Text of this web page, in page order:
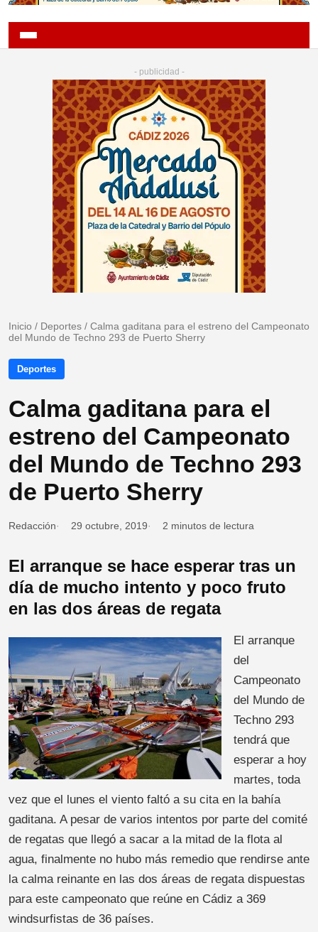
- publicidad -
Inicio / Deportes / Calma gaditana para el estreno del Campeonato
del Mundo de Techno 293 de Puerto Sherry
Deportes
Calma gaditana para el
estreno del Campeonato
del Mundo de Techno 293
de Puerto Sherry
Redacción 29 octubre, 2019 2 minutos de lectura
El arranque se hace esperar tras un
día de mucho intento y poco fruto
en las dos áreas de regata
El arranque
del
Campeonato
del Mundo de
Techno 293
tendrá que
esperar a hoy
martes, toda
vez que el lunes el viento faltó a su cita en la bahía
gaditana. A pesar de varios intentos por parte del comité
de regatas que llegó a sacar a la mitad de la flota al
agua, finalmente no hubo más remedio que rendirse ante
la calma reinante en las dos áreas de regata dispuestas
para este campeonato que reúne en Cádiz a 369
windsurfistas de 36 países.